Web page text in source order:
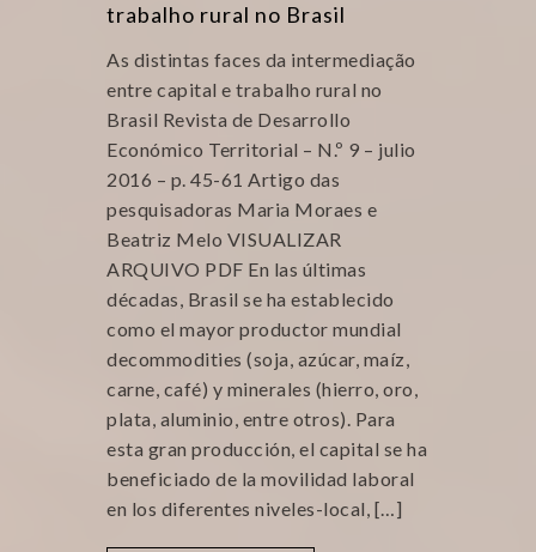
trabalho rural no Brasil
As distintas faces da intermediação
entre capital e trabalho rural no
Brasil Revista de Desarrollo
Económico Territorial – N.º 9 – julio
2016 – p. 45-61 Artigo das
pesquisadoras Maria Moraes e
Beatriz Melo VISUALIZAR
ARQUIVO PDF En las últimas
décadas, Brasil se ha establecido
como el mayor productor mundial
decommodities (soja, azúcar, maíz,
carne, café) y minerales (hierro, oro,
plata, aluminio, entre otros). Para
esta gran producción, el capital se ha
beneficiado de la movilidad laboral
en los diferentes niveles-local, […]